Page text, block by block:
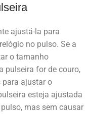
ajustá-la para
no pulso. Se a
o tamanho
pulseira for de couro,
ajustar o
esteja ajustada
mas sem causar